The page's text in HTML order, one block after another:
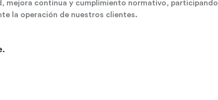
mejora continua y cumplimiento normativo, participando
la operación de nuestros clientes.